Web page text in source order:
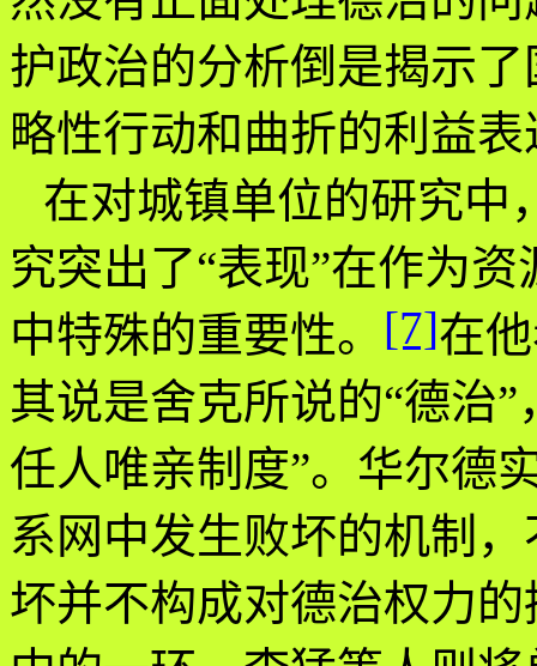
护政治的分析倒是揭示
略性行动和曲折的利益
在对城镇单位的研究中
究突出了“表现”在作为
中特殊的重要性。 [7]在
其说是舍克所说的“德治
任人唯亲制度”。华尔德
系网中发生败坏的机制
坏并不构成对德治权力